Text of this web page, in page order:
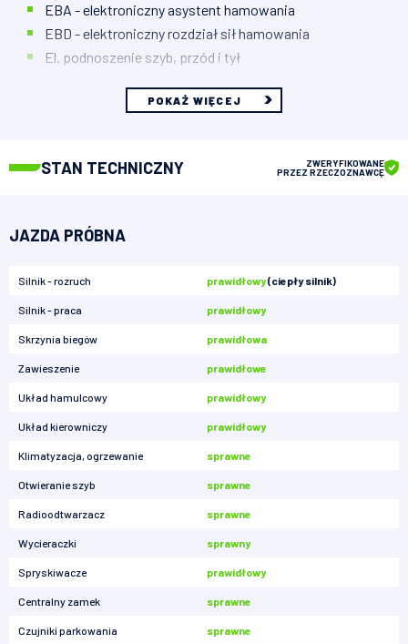
EBA - elektroniczny asystent hamowania
EBD - elektroniczny rozdział sił hamowania
El. podnoszenie szyb, przód i tył
POKAŻ WIĘCEJ
STAN TECHNICZNY
ZWERYFIKOWANE
PRZEZ RZECZOZNAWCĘ
JAZDA PRÓBNA
Silnik - rozruch prawidłowy(ciepły silnik)
Silnik - praca prawidłowy
Skrzynia biegów prawidłowa
Zawieszenie prawidłowe
Układ hamulcowy prawidłowy
Układ kierowniczy prawidłowy
Klimatyzacja, ogrzewanie sprawne
Otwieranie szyb sprawne
Radioodtwarzacz sprawne
Wycieraczki sprawny
Spryskiwacze prawidłowy
Centralny zamek sprawne
Czujniki parkowania sprawne